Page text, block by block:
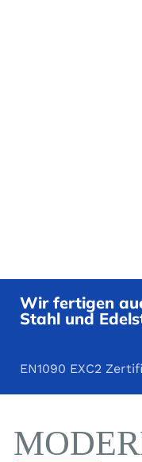
Wir fertigen
Stahl und
EN1090 EXC2